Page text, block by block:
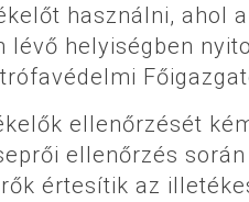
használni, ahol
helyiségben
ellenőrzését
ellenőrzés
értesítik az